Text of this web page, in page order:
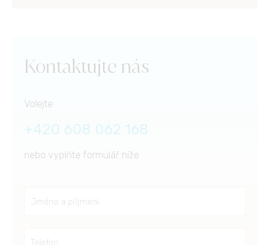
Kontaktujte nás
Volejte
+420 608 062 168
nebo vyplňte formulář níže